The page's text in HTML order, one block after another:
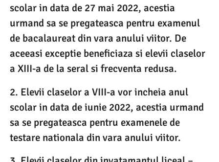
scolar in data de 27 mai 2022, acestia
urmand sa se pregateasca pentru examenul
de bacalaureat din vara anului viitor. De
aceeasi exceptie beneficiaza si elevii claselor
a XIII-a de la seral si frecventa redusa.
2. Elevii claselor a VIII-a vor incheia anul
scolar in data de iunie 2022, acestia urmand
sa se pregateasca pentru examenele de
testare nationala din vara anului viitor.